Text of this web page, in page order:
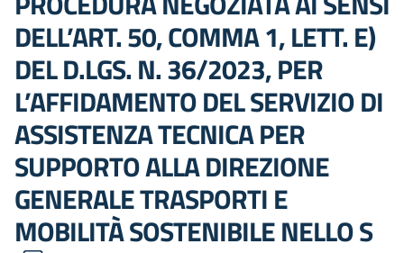
DELL’ART. 50, COMMA 1, LETT. E)
DEL D.LGS. N. 36/2023, PER
L’AFFIDAMENTO DEL SERVIZIO DI
ASSISTENZA TECNICA PER
SUPPORTO ALLA DIREZIONE
GENERALE TRASPORTI E
MOBILITÀ SOSTENIBILE NELLO S